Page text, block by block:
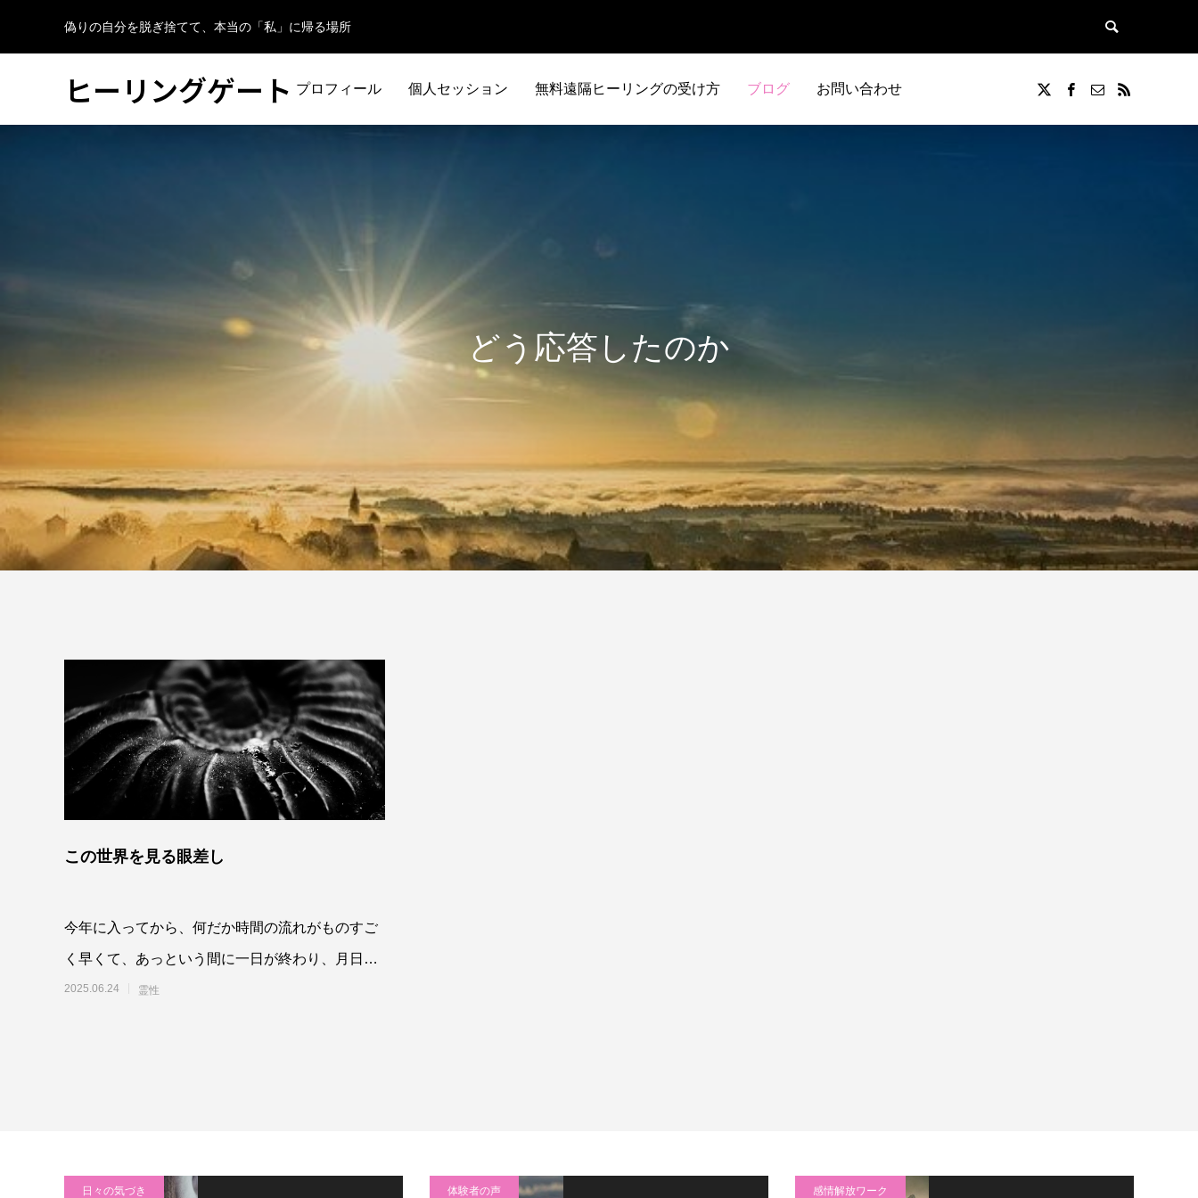
偽りの自分を脱ぎ捨てて、本当の「私」に帰る場所
ヒーリングゲート プロフィール 個人セッション 無料遠隔ヒーリングの受け方 ブログ お問い合わせ
どう応答したのか
この世界を見る眼差し
今年に入ってから、何だか時間の流れがものすご
く早くて、あっという間に一日が終わり、月日が
経っていてびっくりします。目の前のやること
2025.06.24 霊性
日々の気づき 体験者の声 感情解放ワーク